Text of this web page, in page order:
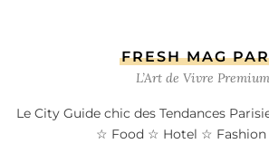
FRESH MAG
L’Art de Vivre Premium
Le City Guide chic des Tendances
☆ Food ☆ Hotel ☆